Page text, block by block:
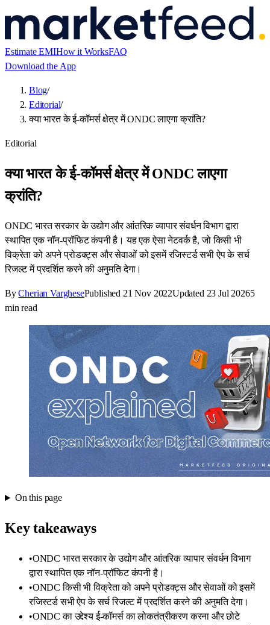
Estimate EMIHow it WorksFAQ
Download the App
Blog/
Editorial/
क्या भारत के ई-कॉमर्स क्षेत्र में ONDC लाएगा क्रांति?
Editorial
क्या भारत के ई-कॉमर्स क्षेत्र में ONDC लाएगा
क्रांति?
ONDC भारत सरकार के उद्योग और आंतरिक व्यापार संवर्धन विभाग द्वारा
स्थापित एक नॉन-प्रॉफिट कंपनी है। यह एक ऐसा नेटवर्क है, जो किसी भी
विक्रेता को अपने प्रोडक्ट्स और सेवाओं को इसमें रजिस्टर्ड सभी ऐप के सर्च
रिजल्ट में प्रदर्शित करने की अनुमति देगा।
By Cherian VarghesePublished 21 Nov 2022Updated 23 Jul 20265
min read
On this page
Key takeaways
•ONDC भारत सरकार के उद्योग और आंतरिक व्यापार संवर्धन विभाग
द्वारा स्थापित एक नॉन-प्रॉफिट कंपनी है।
•ONDC किसी भी विक्रेता को अपने प्रोडक्ट्स और सेवाओं को इसमें
रजिस्टर्ड सभी ऐप के सर्च रिजल्ट में प्रदर्शित करने की अनुमति देगा।
•ONDC का उद्देश्य ई-कॉमर्स का लोकतंत्रीकरण करना और छोटे